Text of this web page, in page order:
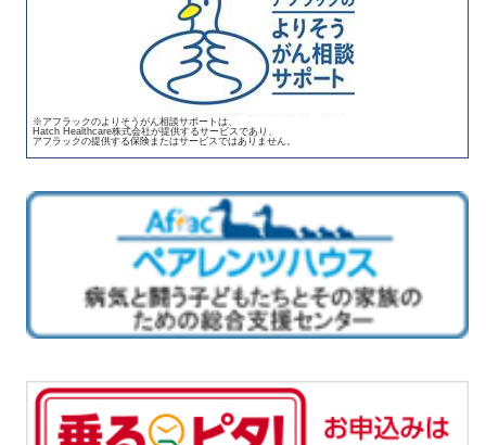
※アフラックのよりそうがん相談サポートは、
Hatch Healthcare株式会社が提供するサービスであり、
アフラックの提供する保険またはサービスではありません。